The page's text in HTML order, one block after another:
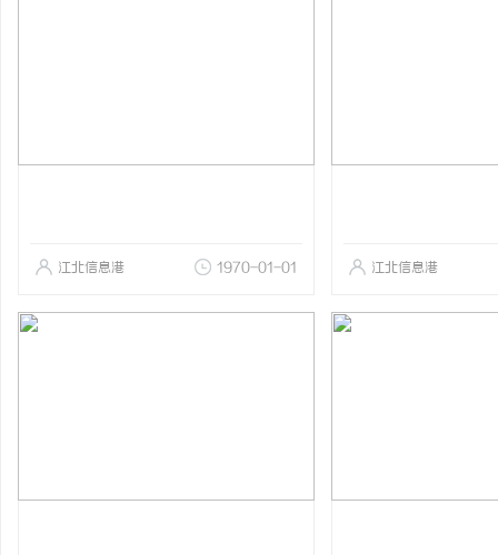
江北信息港 1970-01-01 江北信息港